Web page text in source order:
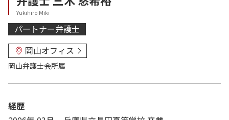
Yukihiro Miki
パートナー弁護士
岡山オフィス
岡山弁護士会所属
経歴